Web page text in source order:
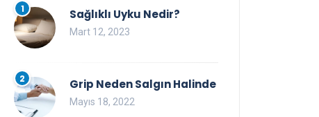
1 Sağlıklı Uyku Nedir?
Mart 12, 2023
2 Grip Neden Salgın Halinde
Mayıs 18, 2022